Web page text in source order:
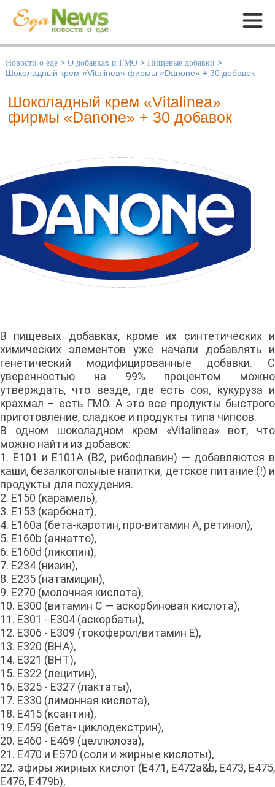
Меню
Новости о еде > О добавках и ГМО > Пищевые добавки >
Шоколадный крем «Vitalinea» фирмы «Danone» + 30 добавок
Шоколадный крем «Vitalinea»
фирмы «Danone» + 30 добавок
В пищевых добавках, кроме их синтетических и
химических элементов уже начали добавлять и
генетический модифицированные добавки. С
уверенностью на 99% процентом можно
утверждать, что везде, где есть соя, кукуруза и
крахмал – есть ГМО. А это все продукты быстрого
приготовление, сладкое и продукты типа чипсов.
В одном шоколадном крем «Vitalinea» вот, что
можно найти из добавок:
1. E101 и E101A (В2, рибофлавин) — добавляются в
каши, безалкогольные напитки, детское питание (!) и
продукты для похудения.
2. Е150 (карамель),
3. Е153 (карбонат),
4. E160a (бета-каротин, про-витамин А, ретинол),
5. E160b (аннатто),
6. E160d (ликопин),
7. E234 (низин),
8. E235 (натамицин),
9. E270 (молочная кислота),
10. E300 (витамин С — аскорбиновая кислота),
11. E301 - E304 (аскорбаты),
12. E306 - E309 (токоферол/витамин E),
13. E320 (BHA),
14. E321 (BHT),
15. E322 (лецитин),
16. E325 - E327 (лактаты),
17. E330 (лимонная кислота),
18. E415 (ксантин),
19. E459 (бета- циклодекстрин),
20. E460 - E469 (целлюлоза),
21. E470 и Е570 (соли и жирные кислоты),
22. эфиры жирных кислот (E471, E472a&b, E473, E475,
E476, E479b),